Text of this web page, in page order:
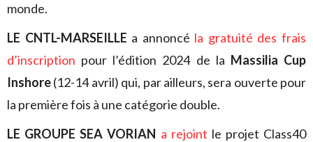
monde.
LE CNTL-MARSEILLE a annoncé la gratuité des frais
d’inscription pour l’édition 2024 de la Massilia Cup
Inshore(12-14 avril) qui, par ailleurs, sera ouverte pour
la première fois à une catégorie double.
LE GROUPE SEA VORIAN a rejoint le projet Class40